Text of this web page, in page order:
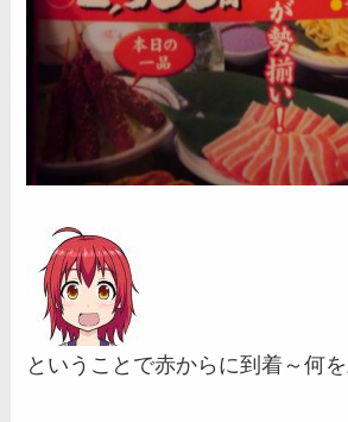
ということで赤からに到着～何